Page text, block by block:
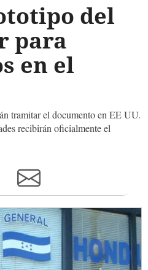
del
para
en el
tramitar el documento en EE UU.
recibirán oficialmente el